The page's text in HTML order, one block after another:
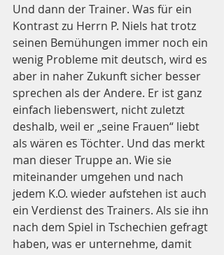
Und dann der Trainer. Was für ein
Kontrast zu Herrn P. Niels hat trotz
seinen Bemühungen immer noch ein
wenig Probleme mit deutsch, wird es
aber in naher Zukunft sicher besser
sprechen als der Andere. Er ist ganz
einfach liebenswert, nicht zuletzt
deshalb, weil er „seine Frauen“ liebt
als wären es Töchter. Und das merkt
man dieser Truppe an. Wie sie
miteinander umgehen und nach
jedem K.O. wieder aufstehen ist auch
ein Verdienst des Trainers. Als sie ihn
nach dem Spiel in Tschechien gefragt
haben, was er unternehme, damit